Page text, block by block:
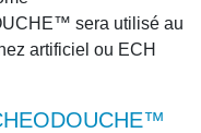
sera utilisé au
artificiel ou ECH